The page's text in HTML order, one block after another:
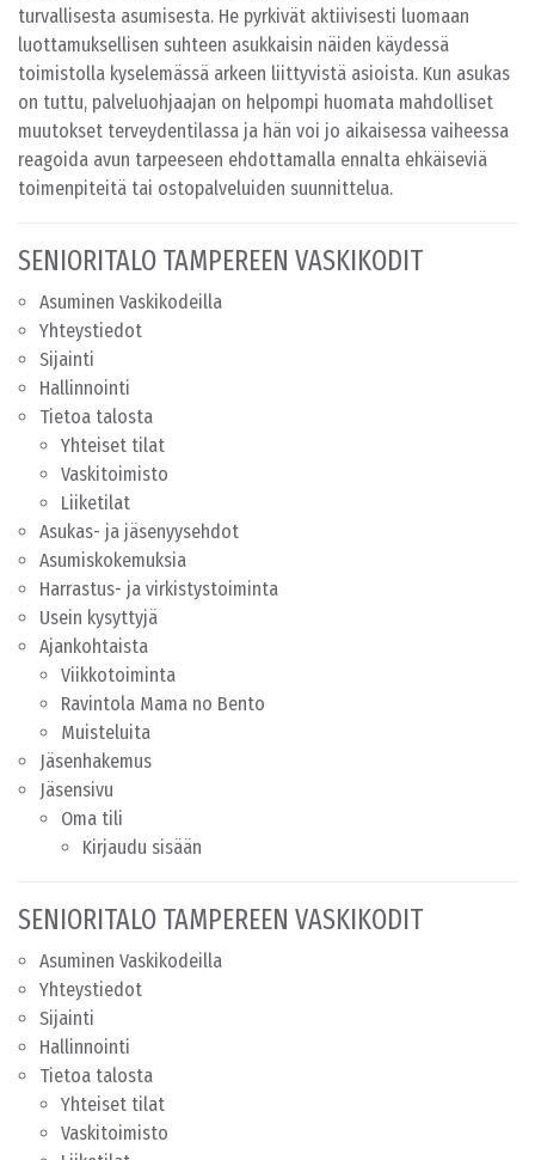
SENIORITALO TAMPEREEN VASKIKODIT
Asuminen Vaskikodeilla
Yhteystiedot
Sijainti
Hallinnointi
Tietoa talosta
Yhteiset tilat
Vaskitoimisto
Liiketilat
Asukas- ja jäsenyysehdot
Asumiskokemuksia
Harrastus- ja virkistystoiminta
Usein kysyttyjä
Ajankohtaista
Viikkotoiminta
Ravintola Mama no Bento
Muisteluita
Jäsenhakemus
Jäsensivu
Oma tili
Kirjaudu sisään
turvallisesta asumisesta. He pyrkivät aktiivisesti luomaan
luottamuksellisen suhteen asukkaisin näiden käydessä
toimistolla kyselemässä arkeen liittyvistä asioista. Kun asukas
on tuttu, palveluohjaajan on helpompi huomata mahdolliset
muutokset terveydentilassa ja hän voi jo aikaisessa vaiheessa
reagoida avun tarpeeseen ehdottamalla ennalta ehkäiseviä
toimenpiteitä tai ostopalveluiden suunnittelua.
SENIORITALO TAMPEREEN VASKIKODIT
Asuminen Vaskikodeilla
Yhteystiedot
Sijainti
Hallinnointi
Tietoa talosta
Yhteiset tilat
Vaskitoimisto